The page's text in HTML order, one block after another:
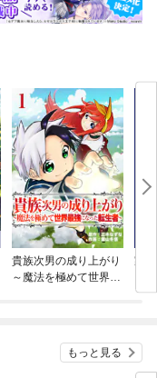
貴族次男の成り上がり
～魔法を極めて世界最
家
っ
もっと見る